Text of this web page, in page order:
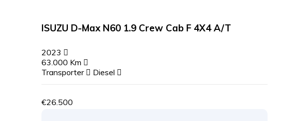
ISUZU D-Max N60 1.9 Crew Cab F 4X4 A/T
2023
63.000 Km
Transporter
Diesel
€26.500